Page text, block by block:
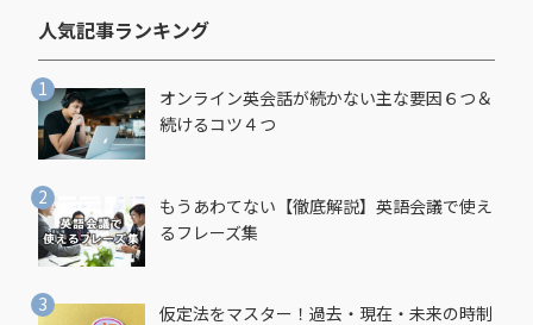
人気記事ランキング​
オンライン英会話が続かない主な要因６つ＆
続けるコツ４つ
もうあわてない【徹底解説】英語会議で使え
るフレーズ集
仮定法をマスター！過去・現在・未来の時制